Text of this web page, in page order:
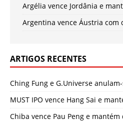
Argélia vence Jordânia e
Argentina vence Áustria com
ARTIGOS RECENTES
Ching Fung e G.Universe
MUST IPO vence Hang Sai e
Chiba vence Pau Peng e